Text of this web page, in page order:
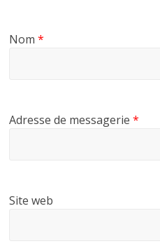
Nom*
Adresse de messagerie*
Site web